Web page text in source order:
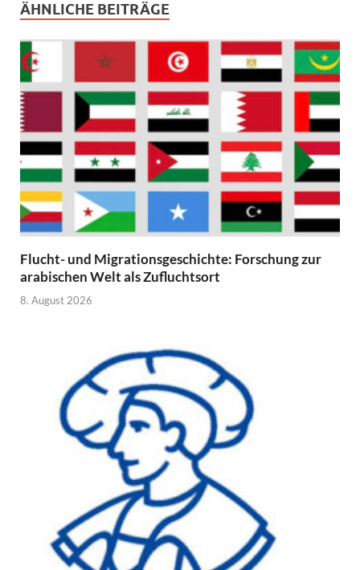
ÄHNLICHE BEITRÄGE
Flucht- und Migrationsgeschichte: Forschung zur
arabischen Welt als Zufluchtsort
8. August 2026